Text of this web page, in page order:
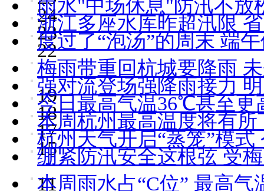
24
雨水"中场休息"防汛不放
23
浙江多座水库昨超汛限
22
度过了“泡汤”的周末 端
梅雨带重回杭城要降雨
19
强对流登场强降雨接力
18
今日最高气温36℃甚至更
17
本周杭州最高温度将有
15
杭州天气开启“蒸笼”模
绷紧防汛安全这根弦 受
11
本周雨水占“C位” 最高